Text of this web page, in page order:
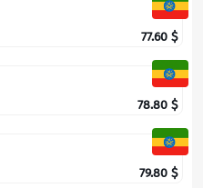
77.60 $
78.80 $
79.80 $